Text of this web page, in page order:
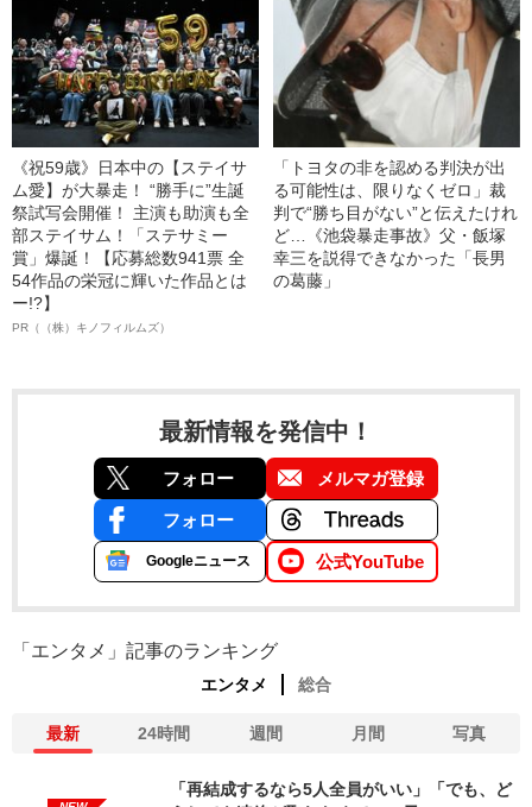
《祝59歳》日本中の【ステイサ
ム愛】が大暴走！ “勝手に”生誕
祭試写会開催！ 主演も助演も全
部ステイサム！「ステサミー
賞」爆誕！【応募総数941票 全
54作品の栄冠に輝いた作品とは
ー!?】
PR（（株）キノフィルムズ）
「トヨタの非を認める判決が出
る可能性は、限りなくゼロ」裁
判で“勝ち目がない”と伝えたけれ
ど…《池袋暴走事故》父・飯塚
幸三を説得できなかった「長男
の葛藤」
最新情報を発信中！
フォロー メルマガ登録
フォロー
Googleニュース 公式YouTube
「エンタメ」記事のランキング
エンタメ 総合
最新 24時間 週間 月間 写真
「再結成するなら5人全員がいい」「でも、ど